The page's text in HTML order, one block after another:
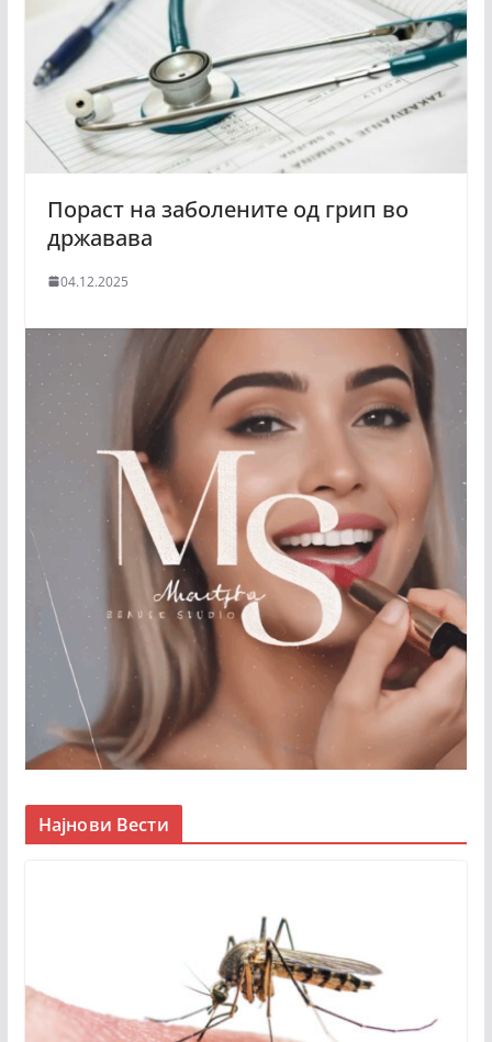
Пораст на заболените од грип во
државава
04.12.2025
Најнови Вести